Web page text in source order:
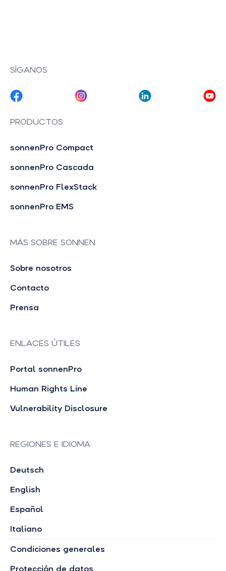
SÍGANOS
PRODUCTOS
sonnenPro Compact
sonnenPro Cascada
sonnenPro FlexStack
sonnenPro EMS
MÁS SOBRE SONNEN
Sobre nosotros
Contacto
Prensa
ENLACES ÚTILES
Portal sonnenPro
Human Rights Line
Vulnerability Disclosure
REGIONES E IDIOMA
Deutsch
English
Español
Italiano
Condiciones generales
Protección de datos